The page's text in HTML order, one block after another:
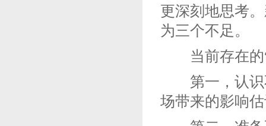
更深刻地思考
为三个不足。
当前存在的“
第一，认识
场带来的影响